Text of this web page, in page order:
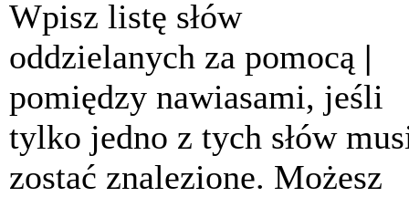
Wpisz listę słów
oddzielanych za pomocą |
pomiędzy nawiasami, jeśli
tylko jedno z tych słów
zostać znalezione. Możesz